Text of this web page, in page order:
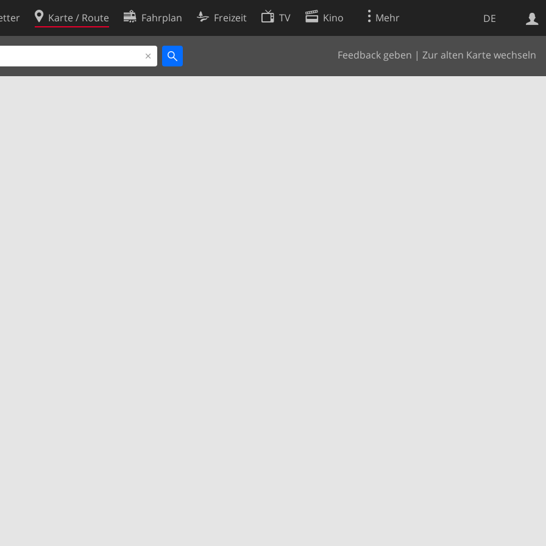
DE
Karte / Route Fahrplan Freizeit TV Kino Mehr
Feedback geben | Zur alten Karte wechseln
Websuche
Cookie-Richtlinie
Cookie-Einstellungen